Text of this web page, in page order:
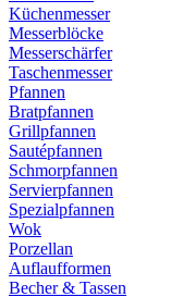
Küchenmesser
Messerblöcke
Messerschärfer
Taschenmesser
Pfannen
Bratpfannen
Grillpfannen
Sautépfannen
Schmorpfannen
Servierpfannen
Spezialpfannen
Wok
Porzellan
Auflaufformen
Becher & Tassen